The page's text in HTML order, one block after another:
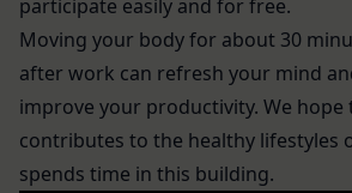
participate easily and for free.
Moving your body for about 30
after work can refresh your mind
improve your productivity. We hope
contributes to the healthy lifestyles
spends time in this building.
あらゆる情報を取得する場合があり
位置情報
お客様が、端末または携帯端末上で
を利用し、そこで位置情報を提供す
場合、当社は、お客様の位置情報を
あります。通常はお客様のブラウ
より無効にすることができますが、
第4条に規定する方法に従って、登
本サービスの利用登録をいいます。
「登録情報」
登録希望者及び利用者が会員登録時
が定める情報、本サービス利用中
断して登録を求めた情報及びこれら